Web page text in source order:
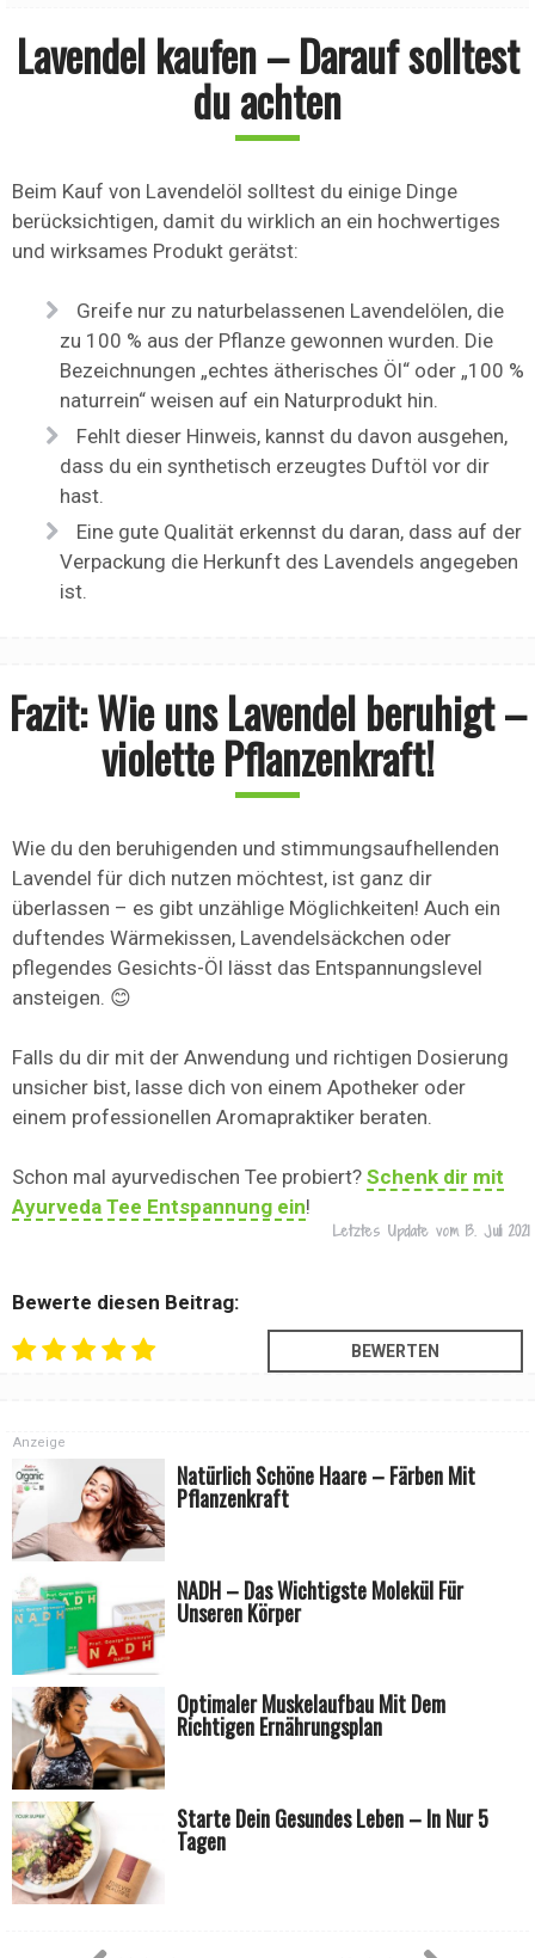
Lavendel kaufen – Darauf solltest
du achten
Beim Kauf von Lavendelöl solltest du einige Dinge
berücksichtigen, damit du wirklich an ein hochwertiges
und wirksames Produkt gerätst:
Greife nur zu naturbelassenen Lavendelölen, die
zu 100 % aus der Pflanze gewonnen wurden. Die
Bezeichnungen „echtes ätherisches Öl“ oder „100 %
naturrein“ weisen auf ein Naturprodukt hin.
Fehlt dieser Hinweis, kannst du davon ausgehen,
dass du ein synthetisch erzeugtes Duftöl vor dir
hast.
Eine gute Qualität erkennst du daran, dass auf der
Verpackung die Herkunft des Lavendels angegeben
ist.
Fazit: Wie uns Lavendel beruhigt –
violette Pflanzenkraft!
Wie du den beruhigenden und stimmungsaufhellenden
Lavendel für dich nutzen möchtest, ist ganz dir
überlassen – es gibt unzählige Möglichkeiten! Auch ein
duftendes Wärmekissen, Lavendelsäckchen oder
pflegendes Gesichts-Öl lässt das Entspannungslevel
ansteigen. 😊
Falls du dir mit der Anwendung und richtigen Dosierung
unsicher bist, lasse dich von einem Apotheker oder
einem professionellen Aromapraktiker beraten.
Schon mal ayurvedischen Tee probiert? Schenk dir mit
Ayurveda Tee Entspannung ein!
Letztes Update vom 13. Juli 2021
Bewerte diesen Beitrag:
Natürlich Schöne Haare – Färben Mit
Pflanzenkraft
NADH – Das Wichtigste Molekül Für
Unseren Körper
Optimaler Muskelaufbau Mit Dem
Richtigen Ernährungsplan
Starte Dein Gesundes Leben – In Nur 5
Tagen
Anzeige